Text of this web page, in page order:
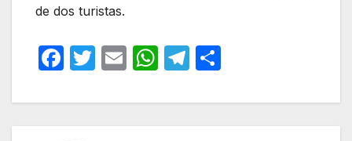
de dos turistas.
F
c
T
itt
E
ail
W
at
T
e m